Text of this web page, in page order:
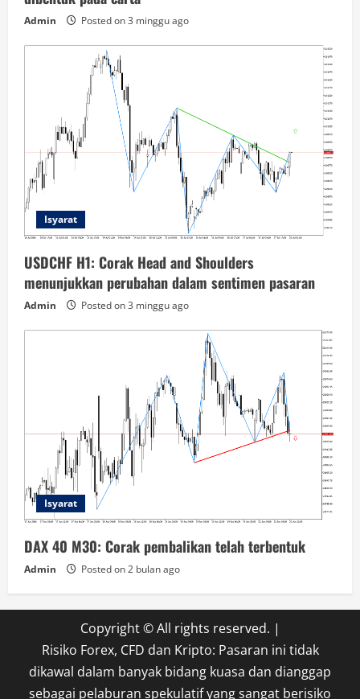
Admin Posted on 3 minggu ago
Isyarat
USDCHF H1: Corak Head and Shoulders
menunjukkan perubahan dalam sentimen pasaran
Admin Posted on 3 minggu ago
Isyarat
DAX 40 M30: Corak pembalikan telah terbentuk
Admin Posted on 2 bulan ago
Copyright © All rights reserved. |
Risiko Forex, CFD dan Kripto: Pasaran ini tidak
dikawal dalam banyak bidang kuasa dan dianggap
sebagai pelaburan spekulatif yang sangat berisiko